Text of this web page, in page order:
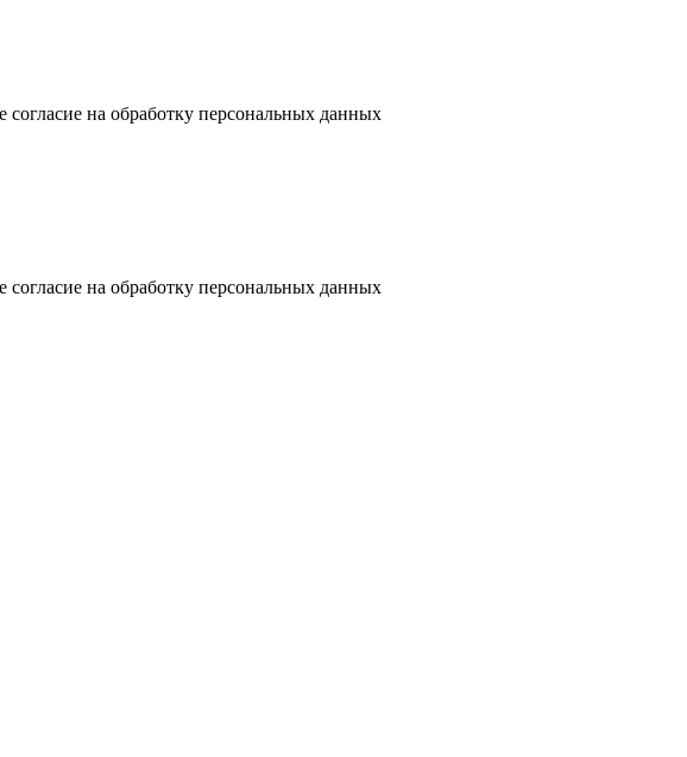
согласие на обработку персональных данных
согласие на обработку персональных данных